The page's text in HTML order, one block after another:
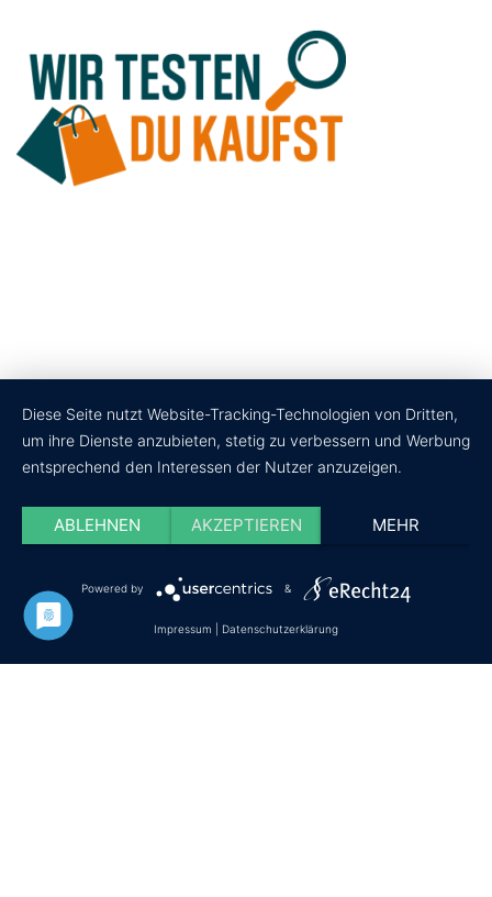
Datenschutz Impressum Cookie-Einstellungen
© Copyright - wir-testen-du-kaufst.de
Diese Seite nutzt Website-Tracking-Technologien von Dritten,
um ihre Dienste anzubieten, stetig zu verbessern und Werbung
entsprechend den Interessen der Nutzer anzuzeigen.
ABLEHNEN AKZEPTIEREN MEHR
Powered by &
Impressum Datenschutzerklärung